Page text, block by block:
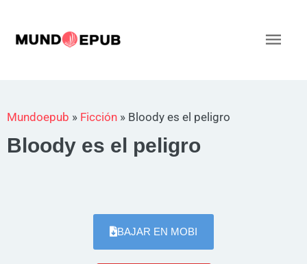
contenido
Mundoepub » Ficción » Bloody es el peligro
Bloody es el peligro
BAJAR EN MOBI